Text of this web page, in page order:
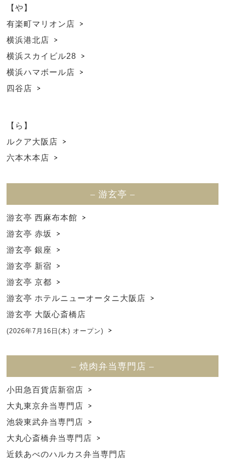
【や】
有楽町マリオン店
横浜港北店
横浜スカイビル28
横浜ハマボール店
四谷店
【ら】
ルクア大阪店
六本木本店
– 游玄亭 –
游玄亭 西麻布本館
游玄亭 赤坂
游玄亭 銀座
游玄亭 新宿
游玄亭 京都
游玄亭 ホテルニューオータニ大阪店
游玄亭 大阪心斎橋店
(2026年7月16日(木) オープン)
– 焼肉弁当専門店 –
小田急百貨店新宿店
大丸東京弁当専門店
池袋東武弁当専門店
大丸心斎橋弁当専門店
近鉄あべのハルカス弁当専門店